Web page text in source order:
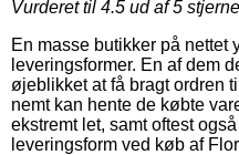
Vurderet til 4.5 ud af 5
En masse butikker på nettet
leveringsformer. En af dem
øjeblikket at få bragt ordren
nemt kan hente de købte
ekstremt let, samt oftest
leveringsform ved køb af